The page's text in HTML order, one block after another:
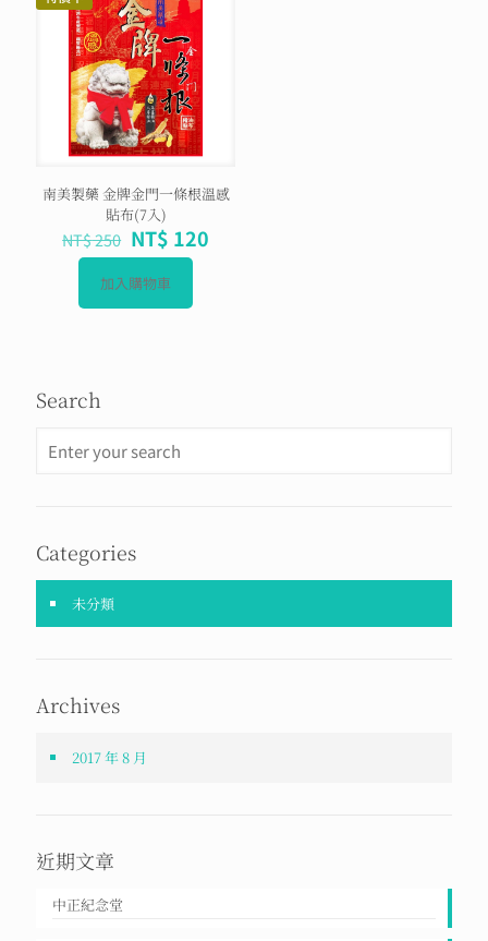
南美製藥 金牌金門一條根溫感
貼布(7入)
NT$250 NT$ 120
加入購物車
Search
Categories
未分類
Archives
2017 年 8 月
近期文章
中正紀念堂